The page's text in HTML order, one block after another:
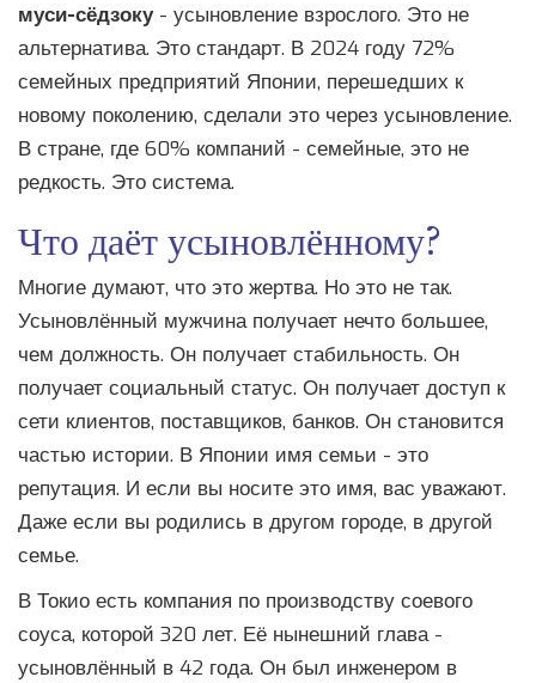
муси-сёдзоку- усыновление взрослого. Это не
альтернатива. Это стандарт. В 2024 году 72%
семейных предприятий Японии, перешедших к
новому поколению, сделали это через усыновление.
В стране, где 60% компаний - семейные, это не
редкость. Это система.
Что даёт усыновлённому?
Многие думают, что это жертва. Но это не так.
Усыновлённый мужчина получает нечто большее,
чем должность. Он получает стабильность. Он
получает социальный статус. Он получает доступ к
сети клиентов, поставщиков, банков. Он становится
частью истории. В Японии имя семьи - это
репутация. И если вы носите это имя, вас уважают.
Даже если вы родились в другом городе, в другой
семье.
В Токио есть компания по производству соевого
соуса, которой 320 лет. Её нынешний глава -
усыновлённый в 42 года. Он был инженером в